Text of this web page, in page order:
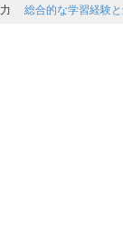
総合的な学習経験